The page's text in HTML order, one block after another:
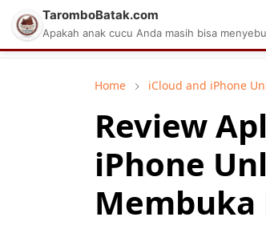
Matius Celcius Sinaga
Home iCloud and iPhone
Review
iPhone
Membuka
TaromboBatak.com
Apakah anak cucu Anda masih bisa